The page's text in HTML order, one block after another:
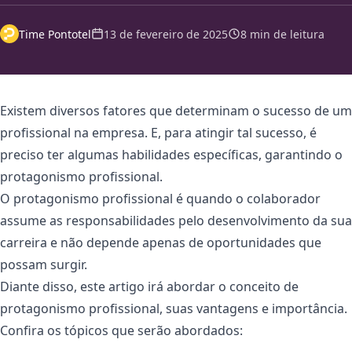
Time Pontotel 13 de fevereiro de 2025 8 min de leitura
Existem diversos fatores que determinam o sucesso de um
profissional na empresa. E, para atingir tal sucesso, é
preciso ter algumas habilidades específicas, garantindo o
protagonismo profissional.
O protagonismo profissional é quando o colaborador
assume as responsabilidades pelo desenvolvimento da sua
carreira e não depende apenas de oportunidades que
possam surgir.
Diante disso, este artigo irá abordar o conceito de
protagonismo profissional, suas vantagens e importância.
Confira os tópicos que serão abordados: